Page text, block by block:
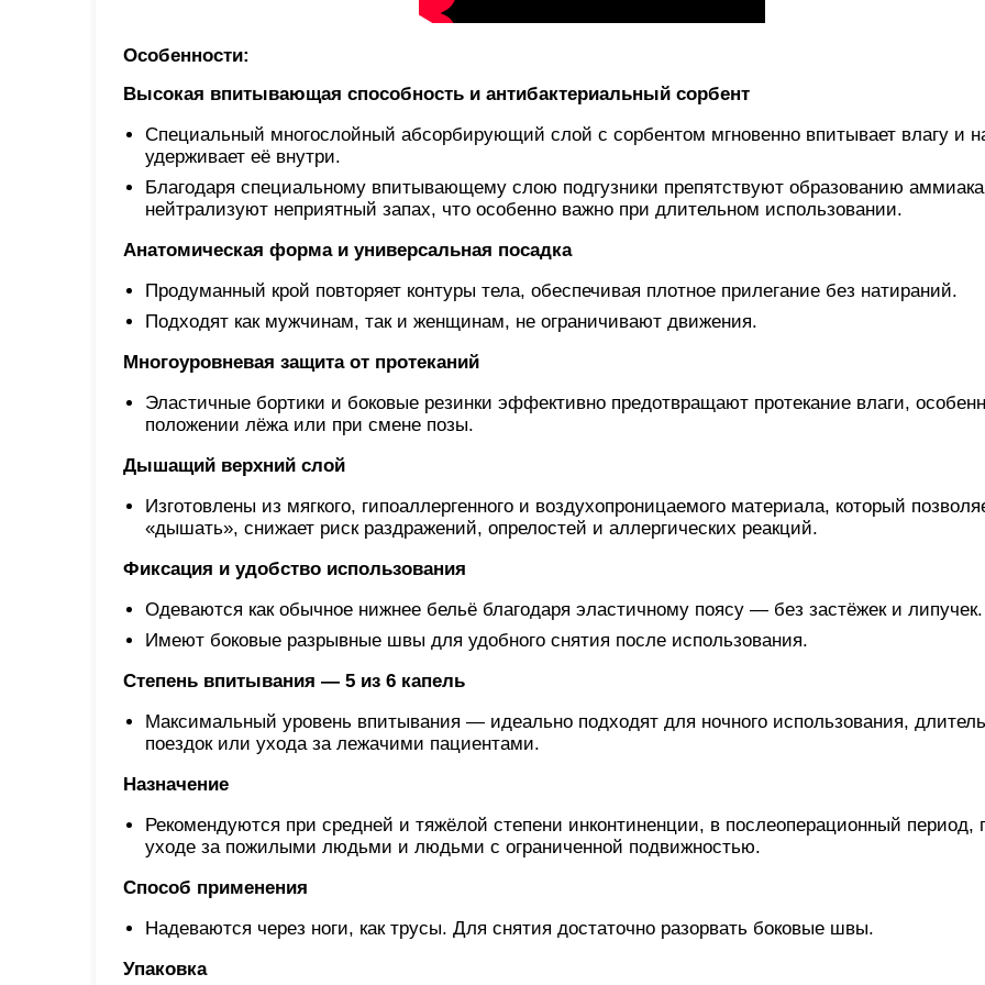
Особенности:
Высокая впитывающая способность и антибактериальный сорбент
Специальный многослойный абсорбирующий слой с сорбентом мгновенно впитывает влагу и
удерживает её внутри.
Благодаря специальному впитывающему слою подгузники препятствуют образованию
нейтрализуют неприятный запах, что особенно важно при длительном использовании.
Анатомическая форма и универсальная посадка
Продуманный крой повторяет контуры тела, обеспечивая плотное прилегание без натираний.
Подходят как мужчинам, так и женщинам, не ограничивают движения.
Многоуровневая защита от протеканий
Эластичные бортики и боковые резинки эффективно предотвращают протекание влаги,
положении лёжа или при смене позы.
Дышащий верхний слой
Изготовлены из мягкого, гипоаллергенного и воздухопроницаемого материала, который
«дышать», снижает риск раздражений, опрелостей и аллергических реакций.
Фиксация и удобство использования
Одеваются как обычное нижнее бельё благодаря эластичному поясу — без застёжек и липучек.
Имеют боковые разрывные швы для удобного снятия после использования.
Степень впитывания — 5 из 6 капель
Максимальный уровень впитывания — идеально подходят для ночного использования,
поездок или ухода за лежачими пациентами.
Назначение
Рекомендуются при средней и тяжёлой степени инконтиненции, в послеоперационный период,
уходе за пожилыми людьми и людьми с ограниченной подвижностью.
Способ применения
Надеваются через ноги, как трусы. Для снятия достаточно разорвать боковые швы.
Упаковка